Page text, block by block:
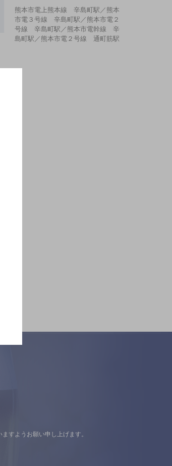
熊本市電上熊本線 辛島町駅／熊本
市電３号線 辛島町駅／熊本市電２
号線 辛島町駅／熊本市電幹線 辛
島町駅／熊本市電２号線 通町筋駅
すようお願い申し上げます。